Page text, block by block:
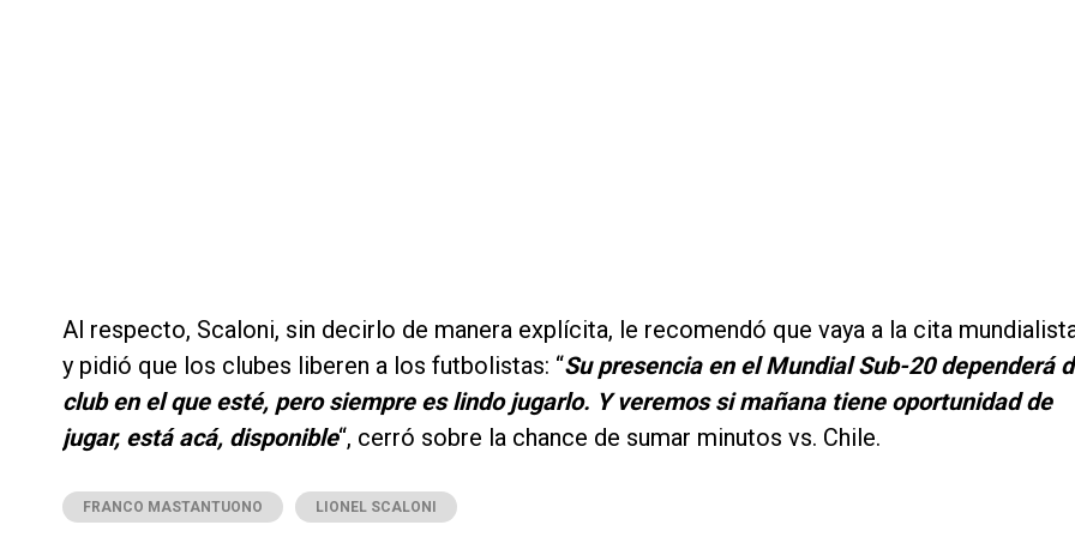
Al respecto, Scaloni, sin decirlo de manera explícita, le recomendó que vaya a la cita
y pidió que los clubes liberen a los futbolistas: “Su presencia en el Mundial Sub-20 dependerá
club en el que esté, pero siempre es lindo jugarlo. Y veremos si mañana tiene oportunidad de
jugar, está acá, disponible“, cerró sobre la chance de sumar minutos vs. Chile.
FRANCO MASTANTUONO LIONEL SCALONI